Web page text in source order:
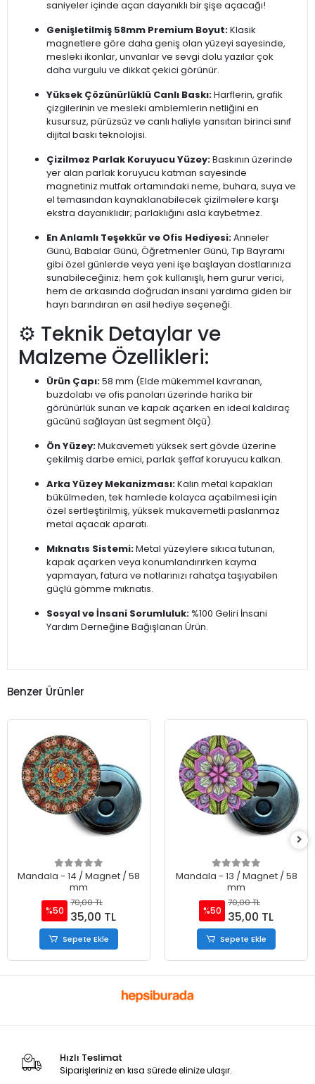
saniyeler içinde açan dayanıklı bir şişe açacağı!
Genişletilmiş 58mm Premium Boyut:Klasik
magnetlere göre daha geniş olan yüzeyi sayesinde,
mesleki ikonlar, unvanlar ve sevgi dolu yazılar çok
daha vurgulu ve dikkat çekici görünür.
Yüksek Çözünürlüklü Canlı Baskı:Harflerin, grafik
çizgilerinin ve mesleki amblemlerin netliğini en
kusursuz, pürüzsüz ve canlı haliyle yansıtan birinci sınıf
dijital baskı teknolojisi.
Çizilmez Parlak Koruyucu Yüzey:Baskının üzerinde
yer alan parlak koruyucu katman sayesinde
magnetiniz mutfak ortamındaki neme, buhara, suya ve
el temasından kaynaklanabilecek çizilmelere karşı
ekstra dayanıklıdır; parlaklığını asla kaybetmez.
En Anlamlı Teşekkür ve Ofis Hediyesi:Anneler
Günü, Babalar Günü, Öğretmenler Günü, Tıp Bayramı
gibi özel günlerde veya yeni işe başlayan dostlarınıza
sunabileceğiniz; hem çok kullanışlı, hem gurur verici,
hem de arkasında doğrudan insani yardıma giden bir
hayrı barındıran en asil hediye seçeneği.
⚙️ Teknik Detaylar ve
Malzeme Özellikleri:
Ürün Çapı:58 mm (Elde mükemmel kavranan,
buzdolabı ve ofis panoları üzerinde harika bir
görünürlük sunan ve kapak açarken en ideal kaldıraç
gücünü sağlayan üst segment ölçü).
Ön Yüzey:Mukavemeti yüksek sert gövde üzerine
çekilmiş darbe emici, parlak şeffaf koruyucu kalkan.
Arka Yüzey Mekanizması:Kalın metal kapakları
bükülmeden, tek hamlede kolayca açabilmesi için
özel sertleştirilmiş, yüksek mukavemetli paslanmaz
metal açacak aparatı.
Mıknatıs Sistemi:Metal yüzeylere sıkıca tutunan,
kapak açarken veya konumlandırırken kayma
yapmayan, fatura ve notlarınızı rahatça taşıyabilen
güçlü gömme mıknatıs.
Sosyal ve İnsani Sorumluluk: %100 Geliri İnsani
Yardım Derneğine Bağışlanan Ürün.
Benzer Ürünler
Mandala - 14 / Magnet / 58
mm
%50
70,00 TL
35,00 TL
Sepete Ekle
Mandala - 13 / Magnet / 58
mm
%50
70,00 TL
35,00 TL
Sepete Ekle
Hızlı Teslimat
Siparişleriniz en kısa sürede elinize ulaşır.